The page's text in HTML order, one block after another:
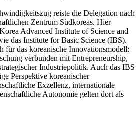
reiste die Delegation nach
Zentrum Südkoreas. Hier
Advanced Institute of Science and
das Institute for Basic Science (IBS).
für das koreanische Innovationsmodell:
verbunden mit Entrepreneurship,
Industriepolitik. Auch das IBS
Perspektive koreanischer
Exzellenz, internationale
Autonomie gelten dort als